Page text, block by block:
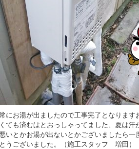
にお湯が出ましたので工事完了となりま
ても済むはとおっしゃってました、夏は汗
いとかお湯が出ないとかございましたら一
うございました。（施工スタッフ 増田）